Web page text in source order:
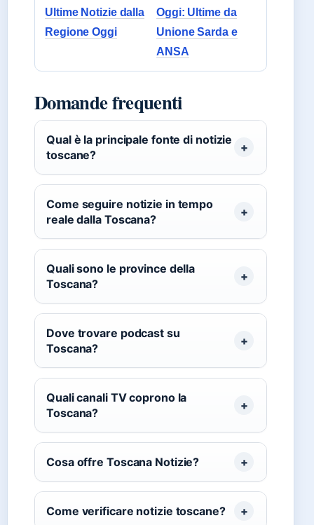
Ultime Notizie dalla
Regione Oggi
Oggi: Ultime da
Unione Sarda e
ANSA
Domande frequenti
Qual è la principale fonte di notizie
toscane?
Come seguire notizie in tempo
reale dalla Toscana?
Quali sono le province della
Toscana?
Dove trovare podcast su
Toscana?
Quali canali TV coprono la
Toscana?
Cosa offre Toscana Notizie?
Come verificare notizie toscane?